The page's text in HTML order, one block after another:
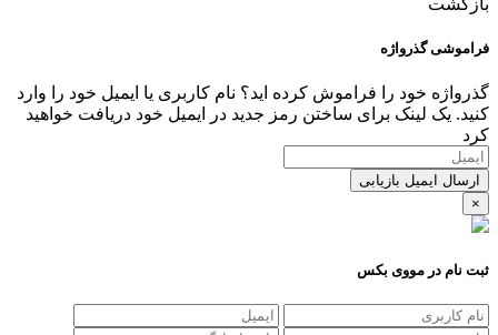
بازگشت
فراموشی گذرواژه
گذرواژه خود را فراموش کرده اید؟ نام کاربری یا ایمیل خود را وارد
کنید. یک لینک برای ساختن رمز جدید در ایمیل خود دریافت خواهید
کرد
ارسال ایمیل بازیابی
×
ثبت نام در مووی بکس